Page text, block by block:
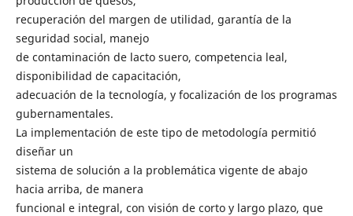
recuperación del margen de utilidad, garantía de la
seguridad social, manejo
de contaminación de lacto suero, competencia leal,
disponibilidad de capacitación,
adecuación de la tecnología, y focalización de los programas
gubernamentales.
La implementación de este tipo de metodología permitió
diseñar un
sistema de solución a la problemática vigente de abajo
hacia arriba, de manera
funcional e integral, con visión de corto y largo plazo, que